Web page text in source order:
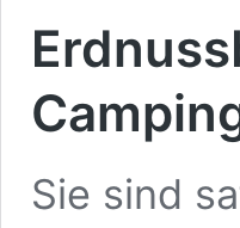
Sie sind